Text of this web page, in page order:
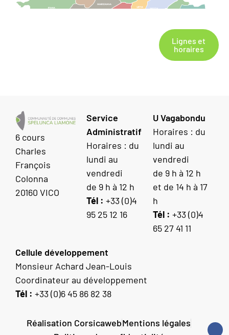
Lignes et
horaires
6 cours
Charles
François
Colonna
20160 VICO
Service
Administratif
Horaires : du
lundi au
vendredi
de 9 h à 12 h
Tél : +33 (0)4
95 25 12 16
U Vagabondu
Horaires : du
lundi au
vendredi
de 9 h à 12 h
et de 14 h à 17
h
Tél : +33 (0)4
65 27 41 11
Cellule développement
Monsieur Achard Jean-Louis
Coordinateur au développement
Tél : +33 (0)6 45 86 82 38
Réalisation CorsicawebMentions légales